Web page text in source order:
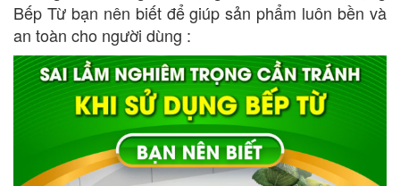
Bếp Từ bạn nên biết để giúp sản phẩm luôn bền và
an toàn cho người dùng :